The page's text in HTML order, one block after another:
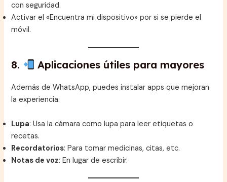
con seguridad.
Activar el «Encuentra mi dispositivo» por si se pierde el
móvil.
8. Aplicaciones útiles para mayores
Además de WhatsApp, puedes instalar apps que mejoran
la experiencia:
Lupa: Usa la cámara como lupa para leer etiquetas o
recetas.
Recordatorios: Para tomar medicinas, citas, etc.
Notas de voz: En lugar de escribir.